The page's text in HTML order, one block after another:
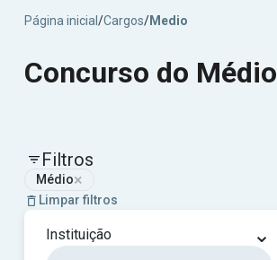
Página inicial /Cargos/Medio
Concurso do Médio
Filtros
Médio×
Limpar filtros
Instituição ⌄